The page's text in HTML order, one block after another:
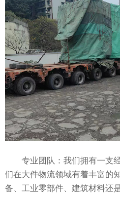
专业团队：我们拥有一支
们在大件物流领域有着丰富的
备、工业零部件、建筑材料还